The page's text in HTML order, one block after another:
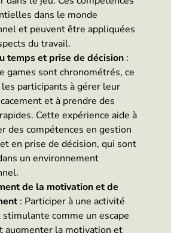
dans le monde
et peuvent être appliquées
du travail.
temps et prise de décision :
games sont chronométrés, ce
participants à gérer leur
et à prendre des
Cette expérience aide à
des compétences en gestion
en prise de décision, qui sont
un environnement
de la motivation et de
: Participer à une activité
comme un escape
augmenter la motivation et